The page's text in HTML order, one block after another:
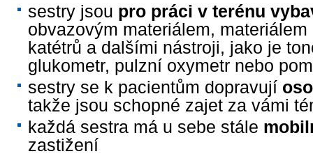
sestry jsou pro práci v terénu
obvazovým materiálem,
katétrů a dalšími nástroji, jako je
glukometr, pulzní oxymetr nebo
sestry se k pacientům dopravují
takže jsou schopné zajet za vámi
každá sestra má u sebe stále
zastižení